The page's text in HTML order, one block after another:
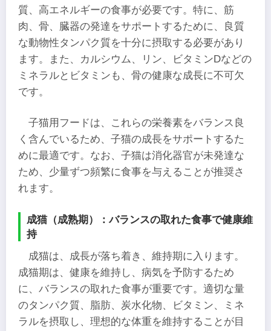
質、高エネルギーの食事が必要です。特に、筋
肉、骨、臓器の発達をサポートするために、良質
な動物性タンパク質を十分に摂取する必要があり
ます。また、カルシウム、リン、ビタミンDなどの
ミネラルとビタミンも、骨の健康な成長に不可欠
です。
子猫用フードは、これらの栄養素をバランス良
く含んでいるため、子猫の成長をサポートするた
めに最適です。なお、子猫は消化器官が未発達な
ため、少量ずつ頻繁に食事を与えることが推奨さ
れます。
成猫（成熟期）：バランスの取れた食事で健康維
持
成猫は、成長が落ち着き、維持期に入ります。
成猫期は、健康を維持し、病気を予防するため
に、バランスの取れた食事が重要です。適切な量
のタンパク質、脂肪、炭水化物、ビタミン、ミネ
ラルを摂取し、理想的な体重を維持することが目